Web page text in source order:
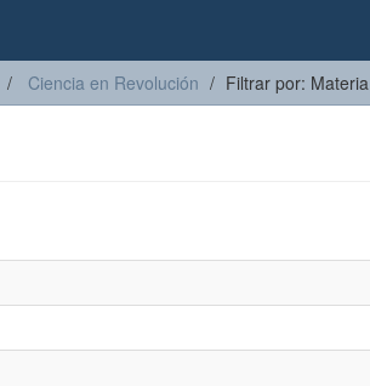
Ciencia en Revolución Filtrar por: Materia